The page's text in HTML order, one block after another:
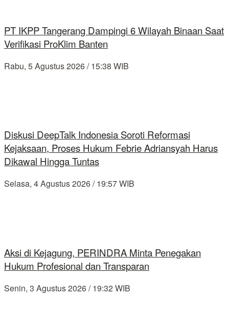
PT IKPP Tangerang Dampingi 6 Wilayah Binaan Saat
Verifikasi ProKlim Banten
Rabu, 5 Agustus 2026 / 15:38 WIB
Diskusi DeepTalk Indonesia Soroti Reformasi
Kejaksaan, Proses Hukum Febrie Adriansyah Harus
Dikawal Hingga Tuntas
Selasa, 4 Agustus 2026 / 19:57 WIB
Aksi di Kejagung, PERINDRA Minta Penegakan
Hukum Profesional dan Transparan
Senin, 3 Agustus 2026 / 19:32 WIB